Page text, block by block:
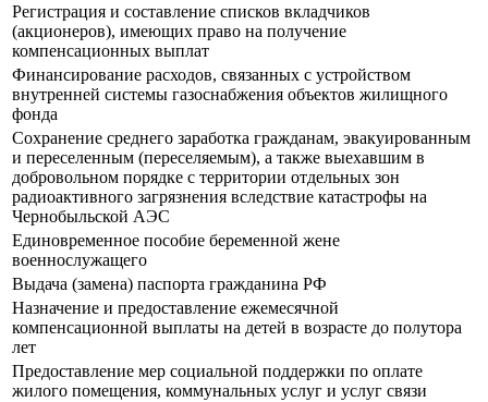
Регистрация и составление списков вкладчиков
(акционеров), имеющих право на получение
компенсационных выплат
Финансирование расходов, связанных с устройством
внутренней системы газоснабжения объектов жилищного
фонда
Сохранение среднего заработка гражданам, эвакуированным
и переселенным (переселяемым), а также выехавшим в
добровольном порядке с территории отдельных зон
радиоактивного загрязнения вследствие катастрофы на
Чернобыльской АЭС
Единовременное пособие беременной жене
военнослужащего
Выдача (замена) паспорта гражданина РФ
Назначение и предоставление ежемесячной
компенсационной выплаты на детей в возрасте до полутора
лет
Предоставление мер социальной поддержки по оплате
жилого помещения, коммунальных услуг и услуг связи